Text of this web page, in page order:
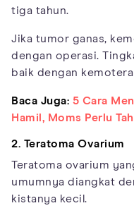
tiga tahun.
Jika tumor ganas,
dengan operasi.
baik dengan
Baca Juga: 5 Cara
Hamil, Moms Perlu
2. Teratoma Ovarium
Teratoma ovarium
umumnya diangkat
kistanya kecil.